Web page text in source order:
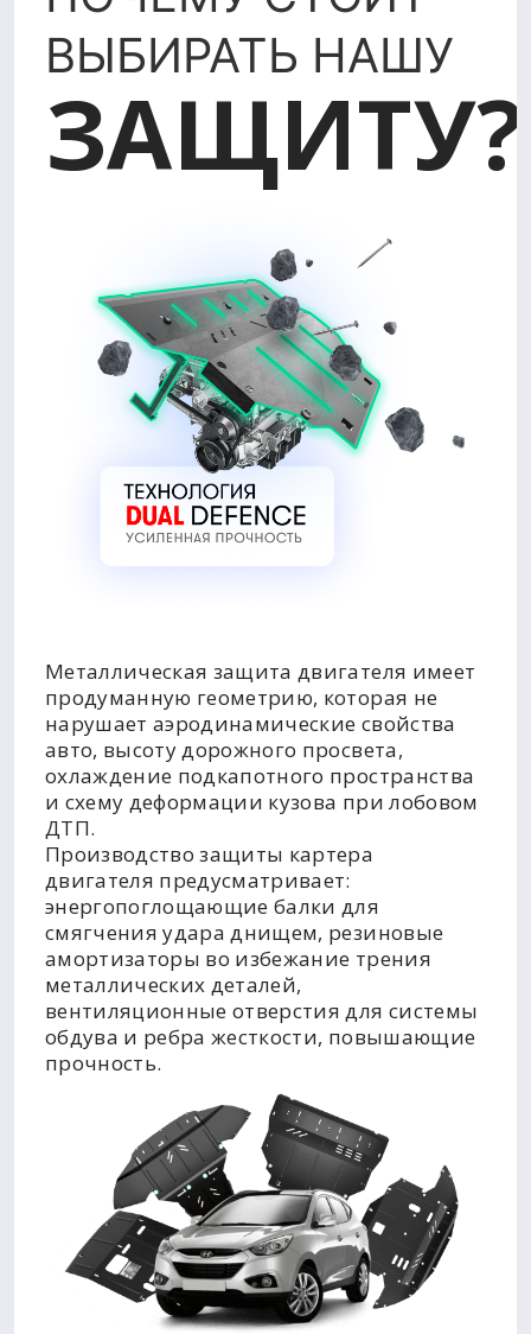
ВЫБИРАТЬ НАШУ
ЗАЩИТУ?
Металлическая защита двигателя имеет
продуманную геометрию, которая не
нарушает аэродинамические свойства
авто, высоту дорожного просвета,
охлаждение подкапотного пространства
и схему деформации кузова при лобовом
ДТП.
Производство защиты картера
двигателя предусматривает:
энергопоглощающие балки для
смягчения удара днищем, резиновые
амортизаторы во избежание трения
металлических деталей,
вентиляционные отверстия для системы
обдува и ребра жесткости, повышающие
прочность.